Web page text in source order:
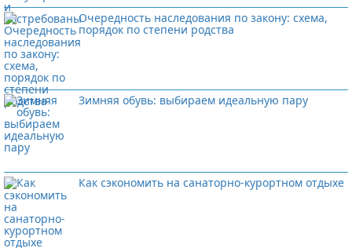
Очередность наследования по закону: схема,
порядок по степени родства
Зимняя обувь: выбираем идеальную пару
Как сэкономить на санаторно-курортном отдыхе